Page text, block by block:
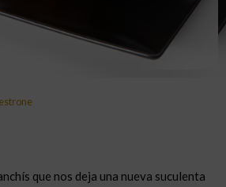
que nos deja una nueva suculenta